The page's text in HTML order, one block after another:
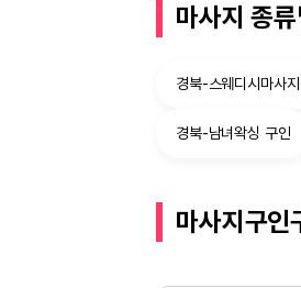
마사지 종
경북-스웨디시마사
경북-남녀왁싱 구인
마사지구인